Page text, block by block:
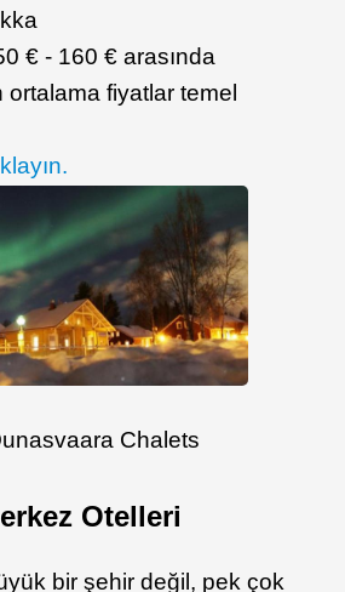
€ - 160 € arasında
fiyatlar temel
Chalets
Otelleri
bir şehir değil, pek çok